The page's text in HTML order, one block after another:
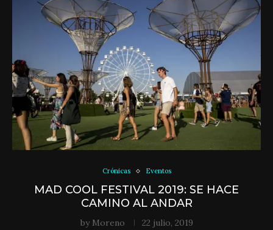
Crónicas Eventos
MAD COOL FESTIVAL 2019: SE HACE
CAMINO AL ANDAR
by Moreno 22 julio, 2019